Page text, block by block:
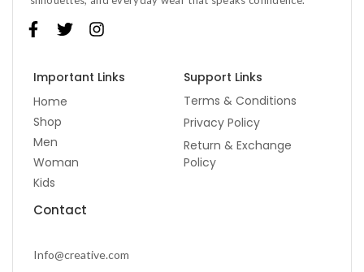
F
e
b
o
o
k
-
f
T
t
e
I
t
Important Links
Home
Shop
Men
Woman
Kids
Support Links
Terms & Conditions
Privacy Policy
Return & Exchange
Policy
Contact
Info@creative.com